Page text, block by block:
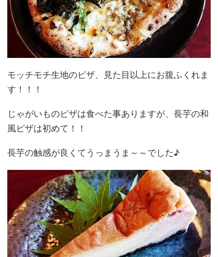
モッチモチ生地のピザ、見た目以上にお腹ふくれま
す！！！
じゃがいものピザは食べた事ありますが、長芋の和
風ピザは初めて！！
長芋の触感が良くてうっまうま～～でした♪